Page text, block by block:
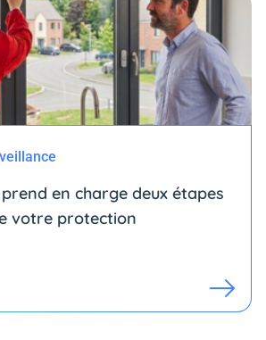
en charge deux étapes
votre protection